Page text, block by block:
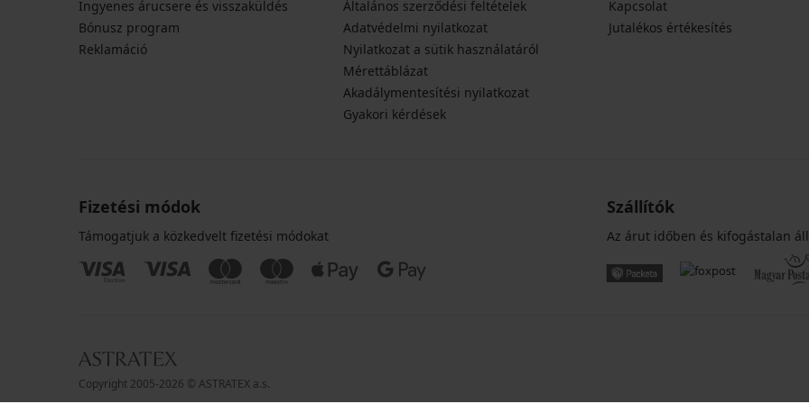
Ingyenes árucsere és visszaküldés
Bónusz program
Reklamáció
Általános szerződési feltételek
Adatvédelmi nyilatkozat
Nyilatkozat a sütik használatáról
Mérettáblázat
Akadálymentesítési nyilatkozat
Gyakori kérdések
Kapcsolat
Jutalékos értékesítés
Fizetési módok
Támogatjuk a közkedvelt fizetési módokat
Szállítók
Az árut időben és kifogástalan
Copyright 2005-2026 © ASTRATEX a.s.